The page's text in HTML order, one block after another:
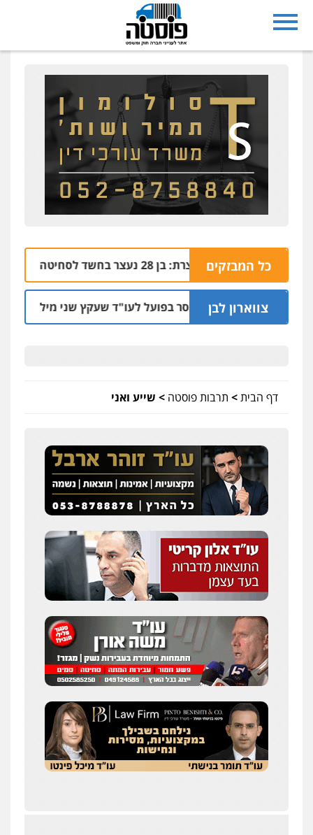
כל המבזקיםנצרת: בן 28 נעצר בחשד לסחיטה באיומים מטלפון שאינו שלו
צווארון לבןמאסר בפועל לעו"ד שעקץ שני מיליון שקל על
דף הבית> תרבות פוסטה > שייע ואני